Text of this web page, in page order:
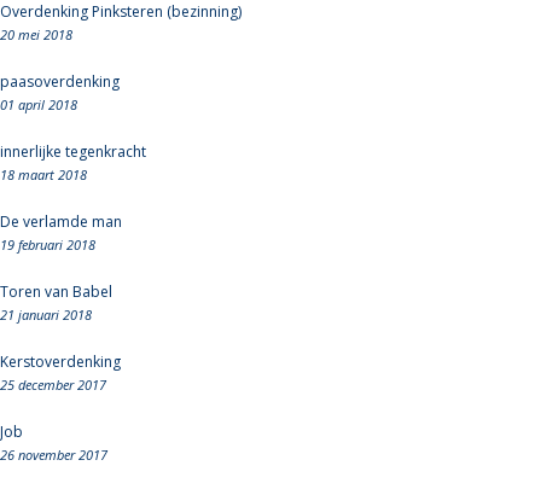
Overdenking Pinksteren (bezinning)
20 mei 2018
paasoverdenking
01 april 2018
innerlijke tegenkracht
18 maart 2018
De verlamde man
19 februari 2018
Toren van Babel
21 januari 2018
Kerstoverdenking
25 december 2017
Job
26 november 2017